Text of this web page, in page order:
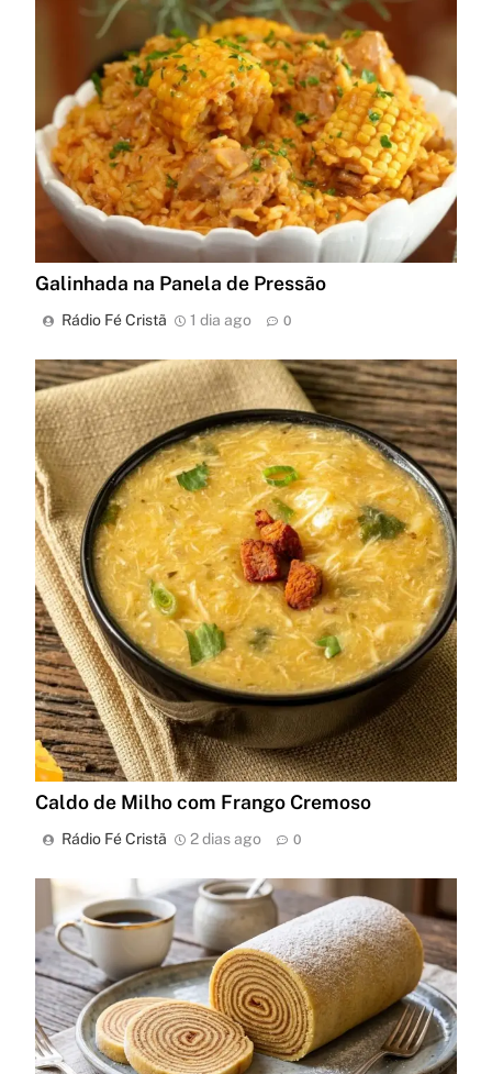
Galinhada na Panela de Pressão
Rádio Fé Cristã 1 dia ago 0
Caldo de Milho com Frango Cremoso
Rádio Fé Cristã 2 dias ago 0